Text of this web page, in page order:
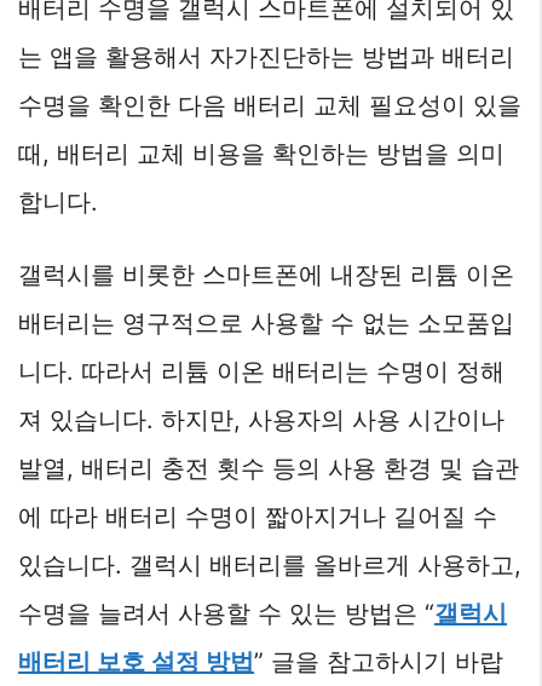
배터리 수명을 갤럭시 스마트폰에 설치되어 있
는 앱을 활용해서 자가진단하는 방법과 배터리
수명을 확인한 다음 배터리 교체 필요성이 있을
때, 배터리 교체 비용을 확인하는 방법을 의미
합니다.
갤럭시를 비롯한 스마트폰에 내장된 리튬 이온
배터리는 영구적으로 사용할 수 없는 소모품입
니다. 따라서 리튬 이온 배터리는 수명이 정해
져 있습니다. 하지만, 사용자의 사용 시간이나
발열, 배터리 충전 횟수 등의 사용 환경 및 습관
에 따라 배터리 수명이 짧아지거나 길어질 수
있습니다. 갤럭시 배터리를 올바르게 사용하고,
수명을 늘려서 사용할 수 있는 방법은 “갤럭시
배터리 보호 설정 방법” 글을 참고하시기 바랍